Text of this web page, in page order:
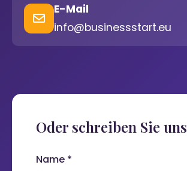
E-Mail
info@businessstart.eu
Oder schreiben Sie uns
Name *